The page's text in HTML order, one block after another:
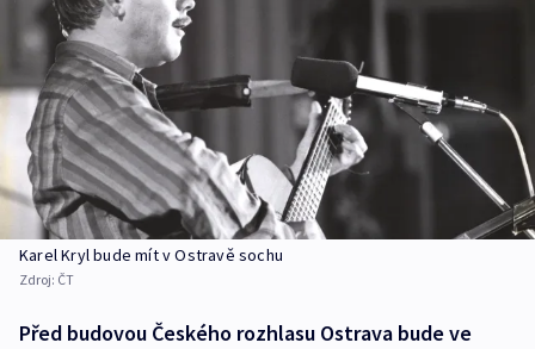
Karel Kryl bude mít v Ostravě sochu
Zdroj: ČT
Před budovou Českého rozhlasu Ostrava bude ve